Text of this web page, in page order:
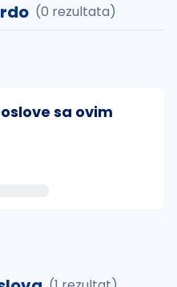
(0 rezultata)
sa ovim